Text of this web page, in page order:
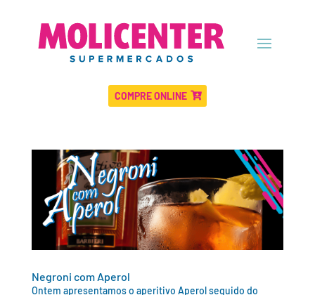
COMPRE ONLINE
Negroni com Aperol
Ontem apresentamos o aperitivo Aperol seguido do